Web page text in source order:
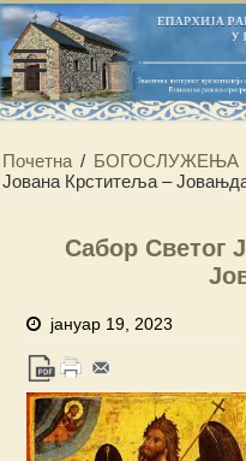
Почетна / БОГОСЛУЖЕЊА
Јована Крститеља –
Сабор Светог
јануар 19, 2023